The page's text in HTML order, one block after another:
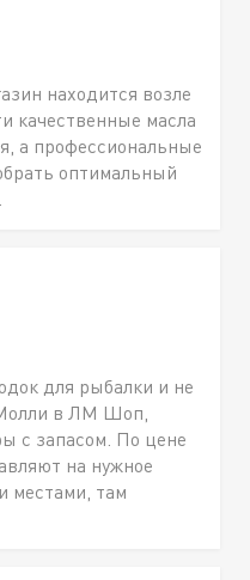
находится возле
качественные масла
а профессиональные
оптимальный
для рыбалки и не
в ЛМ Шоп,
с запасом. По цене
на нужное
местами, там